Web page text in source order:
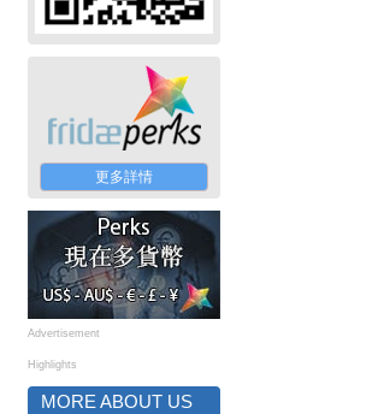
更多詳情
Advertisement
Highlights
MORE ABOUT US